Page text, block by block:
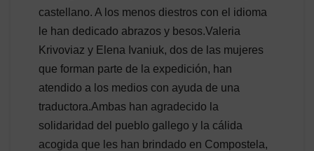
castellano. A los menos diestros con el idioma
le han dedicado abrazos y besos.Valeria
Krivoviaz y Elena Ivaniuk, dos de las mujeres
que forman parte de la expedición, han
atendido a los medios con ayuda de una
traductora.Ambas han agradecido la
solidaridad del pueblo gallego y la cálida
acogida que les han brindado en Compostela,